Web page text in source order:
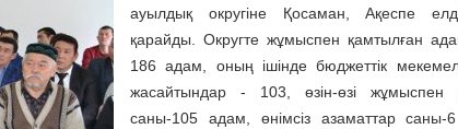
ауылдық округіне Қосаман, Ақеспе
қарайды. Округте жұмыспен қамтылған
186 адам, оның ішінде бюджеттік
жасайтындар - 103, өзін-өзі жұмыспен
саны-105 адам, өнімсіз азаматтар